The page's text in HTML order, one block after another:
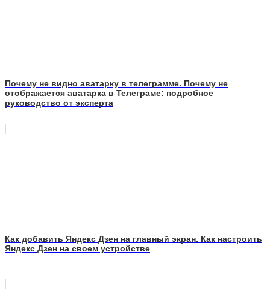
Почему не видно аватарку в телеграмме. Почему не
отображается аватарка в Телеграме: подробное
руководство от эксперта
Как добавить Яндекс Дзен на главный экран. Как настроить
Яндекс Дзен на своем устройстве